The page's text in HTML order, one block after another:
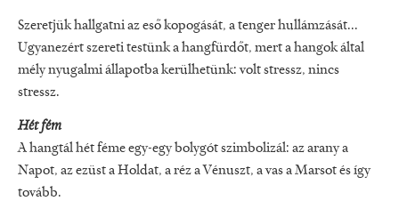
Szeretjük hallgatni az eső kopogását, a tenger hullámzását...
Ugyanezért szereti testünk a hangfürdőt, mert a hangok által
mély nyugalmi állapotba kerülhetünk: volt stressz, nincs
stressz.
Hét fém
A hangtál hét féme egy-egy bolygót szimbolizál: az arany a
Napot, az ezüst a Holdat, a réz a Vénuszt, a vas a Marsot és így
tovább.